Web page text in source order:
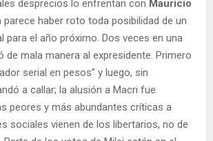
desprecios lo enfrentan con Mauricio
parece haber roto toda posibilidad de un
para el año próximo. Dos veces en una
de mala manera al expresidente. Primero
serial en pesos” y luego, sin
a callar; la alusión a Macri fue
peores y más abundantes críticas a
sociales vienen de los libertarios, no de